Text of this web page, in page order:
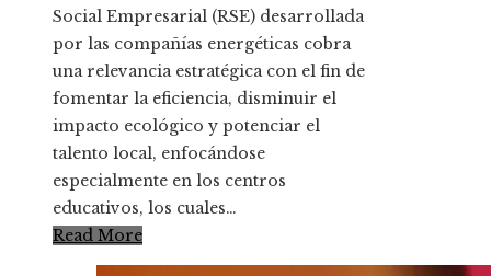
Social Empresarial (RSE) desarrollada
por las compañías energéticas cobra
una relevancia estratégica con el fin de
fomentar la eficiencia, disminuir el
impacto ecológico y potenciar el
talento local, enfocándose
especialmente en los centros
educativos, los cuales…
Read More